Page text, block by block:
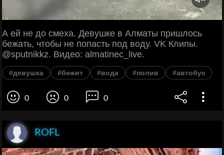
А ей не до смеха. Девушке в Алматы пришлось
бежать, чтобы не попасть под воду. VK Клипы.
@sputnikkz. Видео: almatinec_live.
#девушка #бежит #вода #полив #автобус
0 0 0
ROFL